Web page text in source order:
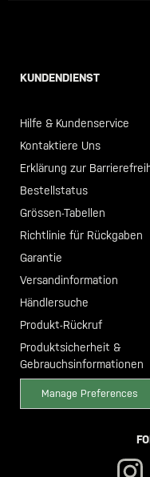
KUNDENDIENST
Hilfe & Kundenservice
Kontaktiere Uns
Erklärung zur
Bestellstatus
Grössen-Tabellen
Richtlinie für Rückgaben
Garantie
Versandinformation
Händlersuche
Produkt-Rückruf
Produktsicherheit &
Gebrauchsinformationen
Manage Preferences